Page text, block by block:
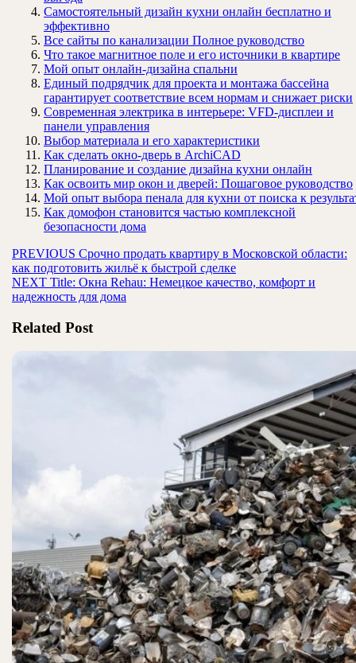
Самостоятельный дизайн кухни онлайн бесплатно и
эффективно
Все сайты по канализации Полное руководство
Что такое магнитное поле и его источники в квартире
Мой опыт онлайн-дизайна спальни
Единый подрядчик для проекта и монтажа бассейна
гарантирует соответствие всем нормам и снижает риски
Современная электрика в интерьере: VFD-дисплеи и
панели управления
Выбор материала и его характеристики
Как сделать окно-дверь в ArchiCAD
Планирование и создание дизайна кухни онлайн
Как освоить мир окон и дверей: Пошаговое руководство
Мой опыт выбора пенала для кухни от поиска к
Как домофон становится частью комплексной
безопасности дома
Навигация
по
записям
PREVIOUS Предыдущая
запись:
Срочно продать квартиру в Московской области:
как подготовить жильё к быстрой сделке
NEXT Следующая
запись:
Title: Окна Rehau: Немецкое качество, комфорт и
надежность для дома
Related Post